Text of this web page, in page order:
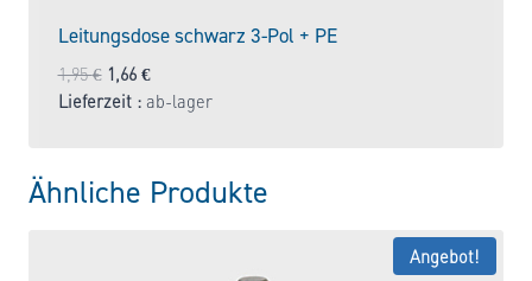
Leitungsdose schwarz 3-Pol + PE
1,95€ Ursprünglicher
Preis
1,66 €Aktueller
Preis
Lieferzeit : ab-lager
Ähnliche Produkte
Angebot!